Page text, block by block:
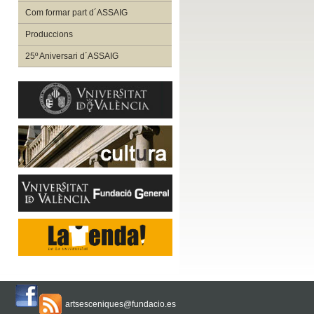
Com formar part d´ASSAIG
Produccions
25º Aniversari d´ASSAIG
artsesceniques@fundacio.es